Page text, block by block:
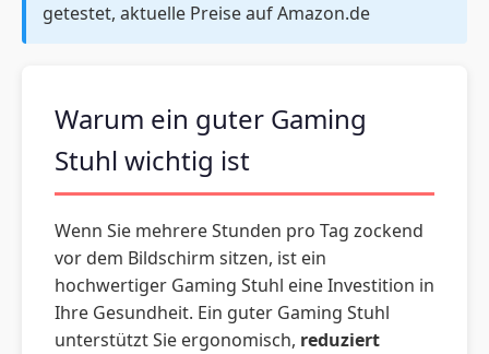
getestet, aktuelle Preise auf Amazon.de
Warum ein guter Gaming
Stuhl wichtig ist
Wenn Sie mehrere Stunden pro Tag zockend
vor dem Bildschirm sitzen, ist ein
hochwertiger Gaming Stuhl eine Investition in
Ihre Gesundheit. Ein guter Gaming Stuhl
unterstützt Sie ergonomisch, reduziert